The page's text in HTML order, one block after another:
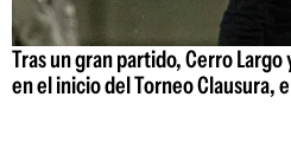
Tras un gran partido, Cerro
en el inicio del Torneo Clausura,